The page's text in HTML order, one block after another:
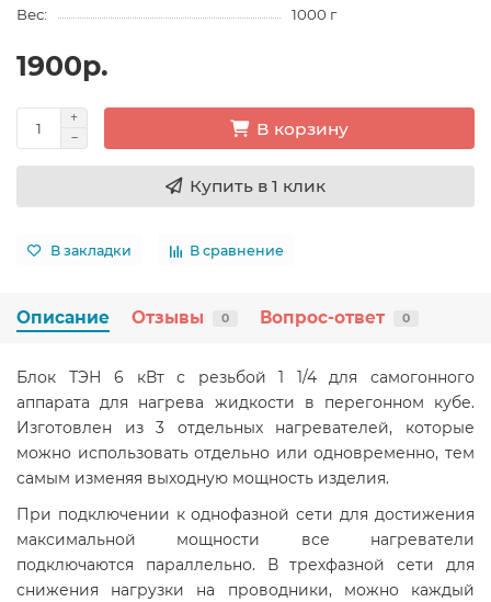
Вес:
1000 г
1900р.
В корзину
Купить в 1 клик
В закладки В сравнение
Описание Отзывы 0 Вопрос-ответ 0
Блок ТЭН 6 кВт с резьбой 1 1/4 для самогонного
аппарата для нагрева жидкости в перегонном кубе.
Изготовлен из 3 отдельных нагревателей, которые
можно использовать отдельно или одновременно, тем
самым изменяя выходную мощность изделия.
При подключении к однофазной сети для достижения
максимальной мощности все нагреватели
подключаются параллельно. В трехфазной сети для
снижения нагрузки на проводники, можно каждый